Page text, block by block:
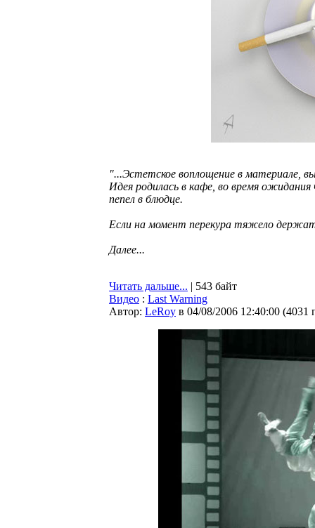
"...Эстетское воплощение в материале,
Идея родилась в кафе, во время
пепел в блюдце.
Если на момент перекура тяжело
Далее...
Читать дальше... | 543 байт
Видео : Last Warning
Автор: LeRoy в 04/08/2006 12:40:00 (4031